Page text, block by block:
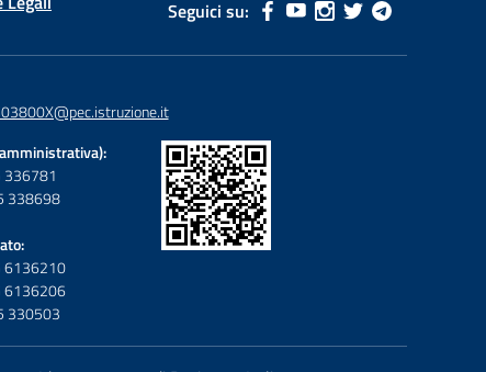
Seguici su:
336781
338698
6136210
6136206
330503